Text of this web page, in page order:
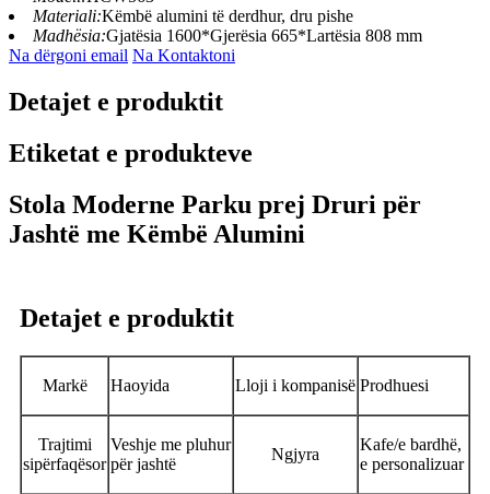
Materiali:Këmbë alumini të derdhur, dru pishe
Madhësia:Gjatësia 1600*Gjerësia 665*Lartësia 808 mm
Na dërgoni email Na Kontaktoni
Detajet e produktit
Etiketat e produkteve
Stola Moderne Parku prej Druri për
Jashtë me Këmbë Alumini
Detajet e produktit
Markë Haoyida Lloji i kompanisë Prodhuesi
Trajtimi
sipërfaqësor
Veshje me pluhur
për jashtë
Ngjyra
Kafe/e bardhë,
e personalizuar